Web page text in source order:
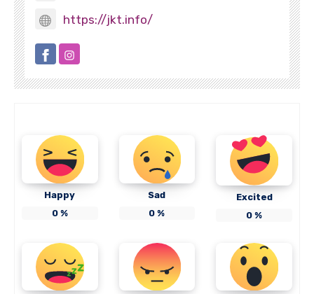
https://jkt.info/
Happy
0%
Sad
0 %
Excited
0 %